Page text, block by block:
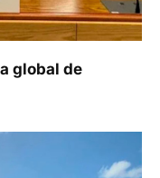
global de